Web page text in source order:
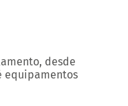
desde
equipamentos